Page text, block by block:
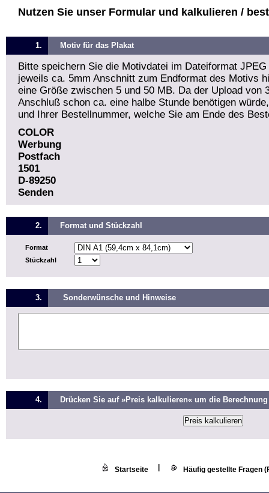
Nutzen Sie unser Formular und kalkulieren /
1. Motiv für das Plakat
Bitte speichern Sie die Motivdatei im Dateiformat
jeweils ca. 5mm Anschnitt zum Endformat des Motivs
eine Größe zwischen 5 und 50 MB. Da der Upload von
Anschluß schon ca. eine halbe Stunde benötigen
und Ihrer Bestellnummer, welche Sie am Ende des
COLOR
Werbung
Postfach
1501
D-89250
Senden
2. Format und Stückzahl
Format
Stückzahl
3. Sonderwünsche und Hinweise
4. Drücken Sie auf »Preis kalkulieren« um die
Startseite Häufig gestellte Fragen